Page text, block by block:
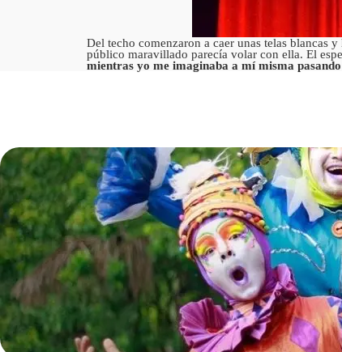
Del techo comenzaron a caer unas telas blancas
público maravillado parecía volar con ella. El
mientras yo me imaginaba a mí misma